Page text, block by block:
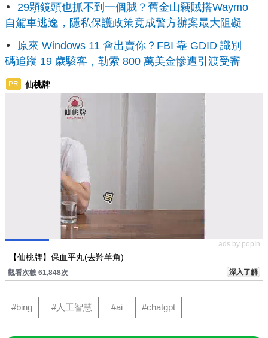
29顆鏡頭也抓不到一個賊？舊金山竊賊搭Waymo
自駕車逃逸，隱私保護政策竟成警方辦案最大阻礙
原來 Windows 11 會出賣你？FBI 靠 GDID 識別
碼追蹤 19 歲駭客，勒索 800 萬美金慘遭引渡受審
PR 仙桃牌
ads by popIn
【仙桃牌】保血平丸(去羚羊角)
觀看次數 61,848次 深入了解
#bing #人工智慧 #ai #chatgpt